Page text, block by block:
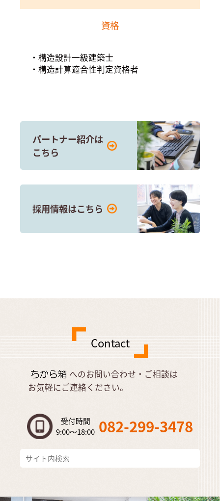
資格
構造設計一級建築士
構造計算適合性判定資格者
パートナー紹介は
こちら
採用情報はこちら
Contact
へのお問い合わせ・ご相談は
お気軽にご連絡ください。
受付時間
9:00～18:00 082-299-3478